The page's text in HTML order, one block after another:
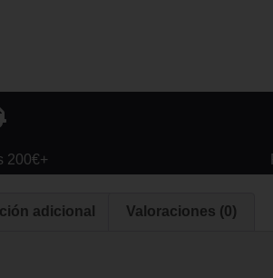
200€+
adicional Valoraciones (0)